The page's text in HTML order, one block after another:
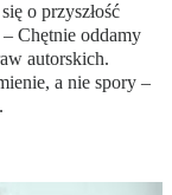
o przyszłość
Chętnie oddamy
autorskich.
a nie spory –